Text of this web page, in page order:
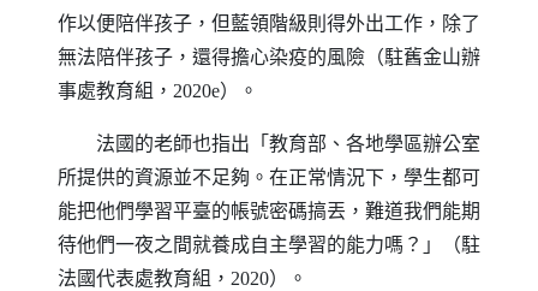
作以便陪伴孩子，但藍領階級則得外出工作，除了
無法陪伴孩子，還得擔心染疫的風險（駐舊金山辦
事處教育組，2020e）。
法國的老師也指出「教育部、各地學區辦公室
所提供的資源並不足夠。在正常情況下，學生都可
能把他們學習平臺的帳號密碼搞丟，難道我們能期
待他們一夜之間就養成自主學習的能力嗎？」（駐
法國代表處教育組，2020）。